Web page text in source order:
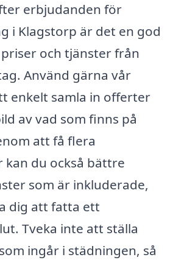
erbjudanden för
i Klagstorp är det en god
och tjänster från
Använd gärna vår
enkelt samla in offerter
av vad som finns på
att få flera
du också bättre
som är inkluderade,
dig att fatta ett
Tveka inte att ställa
ingår i städningen, så